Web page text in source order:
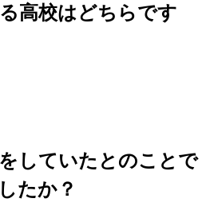
高校はどちらです
していたとのことで
たか？